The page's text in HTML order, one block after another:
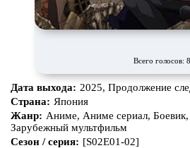
Всего голосов: 8
Дата выхода: 2025, Продолжение
Страна: Япония
Жанр: Аниме, Аниме сериал,
Зарубежный мультфильм
Сезон / серия: [S02E01-02]